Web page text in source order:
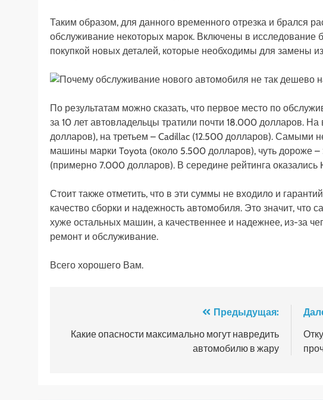
Таким образом, для данного временного отрезка и брался
обслуживание некоторых марок. Включены в исследование
покупкой новых деталей, которые необходимы для замены
По результатам можно сказать, что первое место по
за 10 лет автовладельцы тратили почти 18.000 долларов.
долларов), на третьем – Cadillac (12.500 долларов). Самыми
машины марки Toyota (около 5.500 долларов), чуть дороже –
(примерно 7.000 долларов). В середине рейтинга оказались
Стоит также отметить, что в эти суммы не входило и
качество сборки и надежность автомобиля. Это значит, что
хуже остальных машин, а качественнее и надежнее, из-за
ремонт и обслуживание.
Всего хорошего Вам.
по
Предыдущая:
Какие опасности максимально могут навредить
автомобилю в жару